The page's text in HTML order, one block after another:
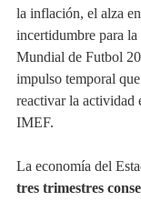
la inflación, el alza
incertidumbre para
Mundial de Futbol
impulso temporal
reactivar la actividad
IMEF.
La economía del
tres trimestres